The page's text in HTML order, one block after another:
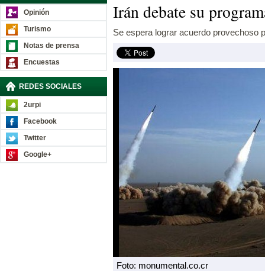
Opinión
Turismo
Notas de prensa
Encuestas
REDES SOCIALES
2urpi
Facebook
Twitter
Google+
Irán debate su
Se espera lograr acuerdo provechoso
Foto: monumental.co.cr